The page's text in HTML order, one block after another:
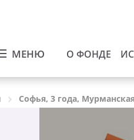
МЕНЮ О ФОНДЕ
Софья, 3 года,